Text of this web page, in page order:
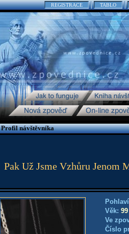
REGISTRACE TABLO
Profil návštěvníka
Pak Už Jsme Vzhůru Jenom
Věk: 99
Ve
Číslo